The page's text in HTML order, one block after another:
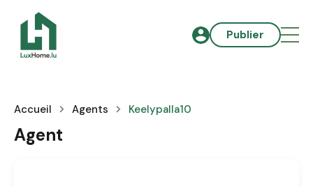
Publier
Accueil Agents Keelypalla10
Agent